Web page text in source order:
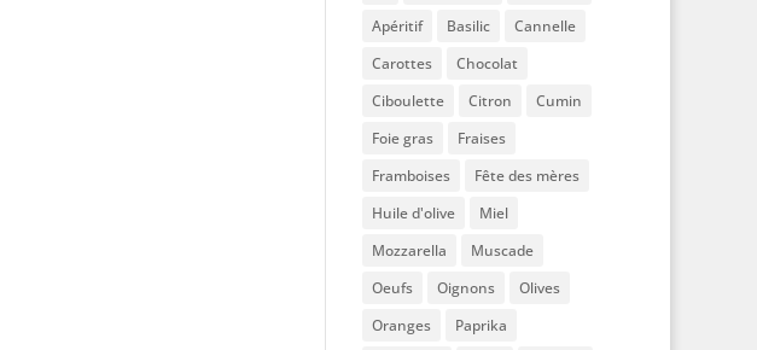
Apéritif
Basilic
Cannelle
Carottes
Chocolat
Ciboulette
Citron
Cumin
Foie gras
Fraises
Framboises
Fête des mères
Huile d'olive
Miel
Mozzarella
Muscade
Oeufs
Oignons
Olives
Oranges
Paprika